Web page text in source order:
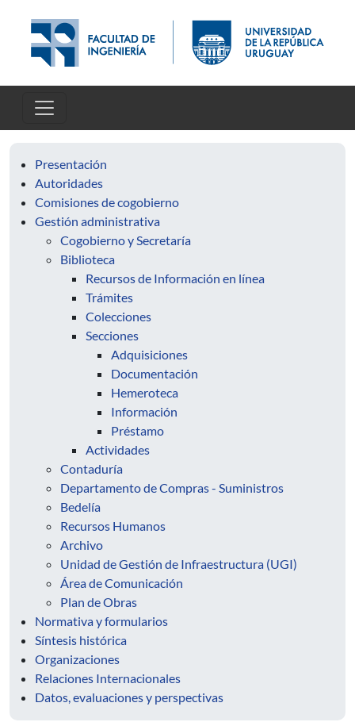
Presentación
Autoridades
Comisiones de cogobierno
Gestión administrativa
Cogobierno y Secretaría
Biblioteca
Recursos de Información en línea
Trámites
Colecciones
Secciones
Adquisiciones
Documentación
Hemeroteca
Información
Préstamo
Actividades
Contaduría
Departamento de Compras - Suministros
Bedelía
Recursos Humanos
Archivo
Unidad de Gestión de Infraestructura (UGI)
Área de Comunicación
Plan de Obras
Normativa y formularios
Síntesis histórica
Organizaciones
Relaciones Internacionales
Datos, evaluaciones y perspectivas